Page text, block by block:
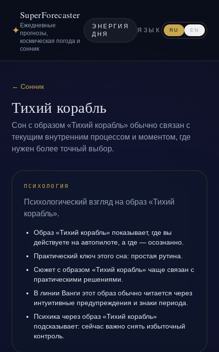
✦
SuperForecaster
Ежедневные
прогнозы,
космическая погода и
сонник
ЭНЕРГИЯ
ДНЯ
ЯЗЫК RU EN
← Сонник
Тихий корабль
Сон с образом «Тихий корабль» обычно связан с
текущим внутренним процессом и моментом, где
нужен более точный выбор.
ПСИХОЛОГИЯ
Психологический взгляд на образ «Тихий
корабль».
Образ «Тихий корабль» показывает, где вы
действуете на автопилоте, а где — осознанно.
Практический ключ этого сна: простая рутина.
Сюжет с образом «Тихий корабль» чаще связан с
практическими решениями.
В линии Ванги этот образ обычно читается через
интуитивные предупреждения и знаки периода.
Психика через образ «Тихий корабль»
подсказывает: сейчас важно снять избыточный
контроль.